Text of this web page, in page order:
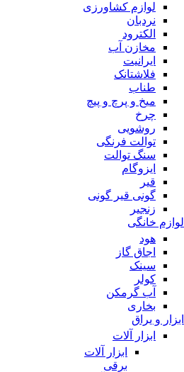
لوازم کشاورزی
نردبان
الکترود
مخازن آب
ایرانیت
فلاشتانک
طناب
میخ و پرچ و پیچ
چرخ
روشویی
توالت فرنگی
سنگ توالت
ایزوگام
قیر
گونی قیر گونی
زنجیر
لوازم خانگی
هود
اجاق گاز
سینک
کولر
آب گرمکن
بخاری
ابزار و یراق
ابزار آلات
ابزار آلات
برقی